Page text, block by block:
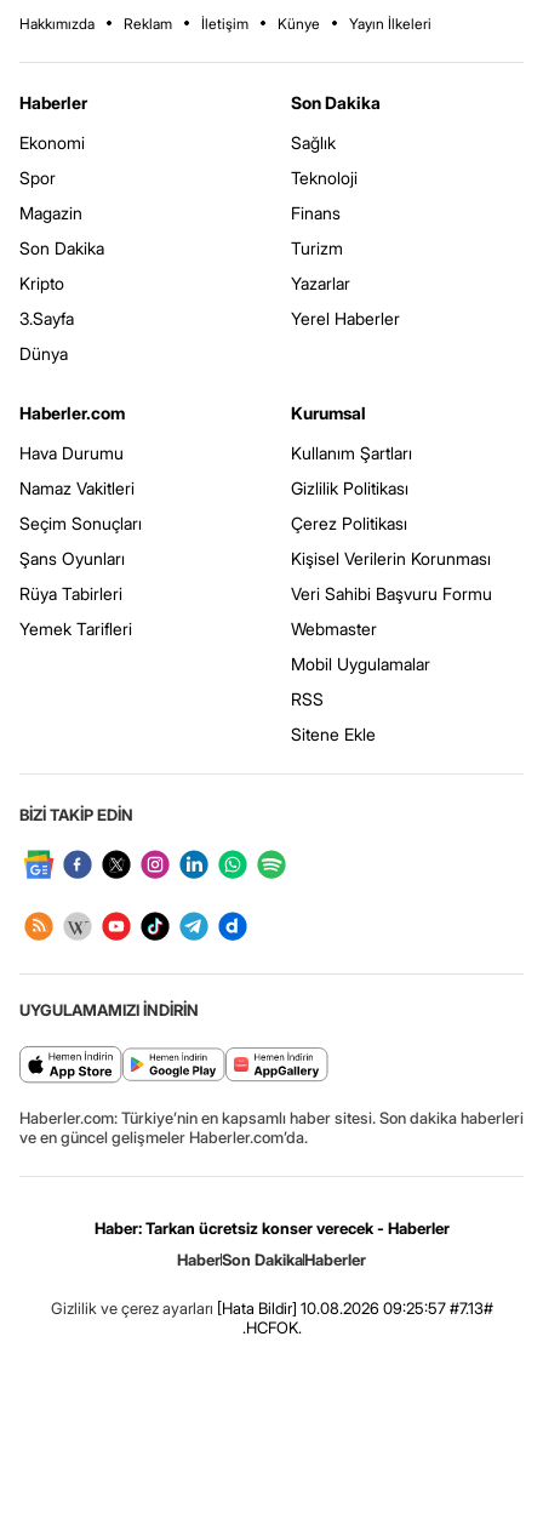
Hakkımızda Reklam İletişim Künye Yayın İlkeleri
Haberler
Ekonomi
Spor
Magazin
Son Dakika
Kripto
3.Sayfa
Dünya
Son Dakika
Sağlık
Teknoloji
Finans
Turizm
Yazarlar
Yerel Haberler
Haberler.com
Hava Durumu
Namaz Vakitleri
Seçim Sonuçları
Şans Oyunları
Rüya Tabirleri
Yemek Tarifleri
Kurumsal
Kullanım Şartları
Gizlilik Politikası
Çerez Politikası
Kişisel Verilerin Korunması
Veri Sahibi Başvuru Formu
Webmaster
Mobil Uygulamalar
RSS
Sitene Ekle
BİZİ TAKİP EDİN
UYGULAMAMIZI İNDİRİN
Haberler.com: Türkiye’nin en kapsamlı haber sitesi. Son dakika haberleri
ve en güncel gelişmeler Haberler.com’da.
Haber: Tarkan ücretsiz konser verecek - Haberler
HaberSon DakikaHaberler
Gizlilik ve çerez ayarları [Hata Bildir] 10.08.2026 09:25:57 #7.13#
.HCFOK.